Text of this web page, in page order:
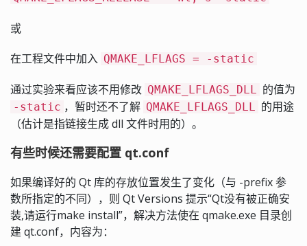
或
在工程文件中加入 QMAKE_LFLAGS = -static
通过实验来看应该不用修改 QMAKE_LFLAGS_DLL 的值为
-static ，暂时还不了解 QMAKE_LFLAGS_DLL 的用途
（估计是指链接生成 dll 文件时用的）。
有些时候还需要配置 qt.conf
如果编译好的 Qt 库的存放位置发生了变化（与 -prefix 参
数所指定的不同），则 Qt Versions 提示“Qt没有被正确安
装,请运行make install”，解决方法使在 qmake.exe 目录创
建 qt.conf，内容为：